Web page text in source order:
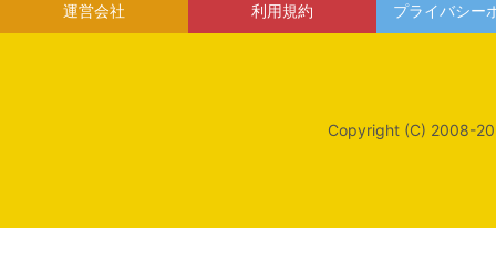
運営会社 利用規約 プライバシー
Copyright (C) 2008-